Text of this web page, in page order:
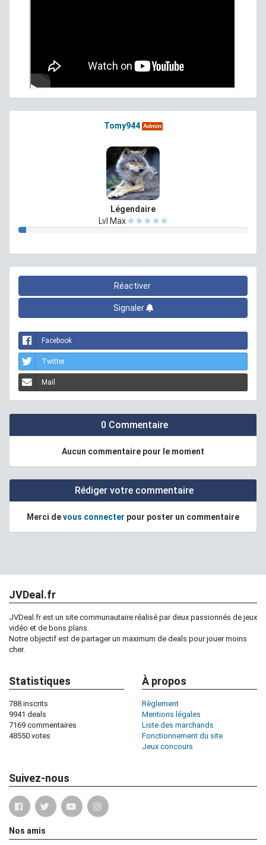
Tomy944 Admin
Légendaire
Lvl Max
Réactiver
Signaler
Facebook
Twitter
Mail
0 Commentaire
Aucun commentaire pour le moment
Rédiger votre commentaire
Merci devous connecter pour poster un commentaire
JVDeal.fr
JVDeal.fr est un site communautaire réalisé par deux passionnés de jeux
vidéo et de bons plans.
Notre objectif est de partager un maximum de deals pour jouer moins
cher.
Statistiques
788 inscrits
9941 deals
7169 commentaires
48550 votes
À propos
Règlement
Mentions légales
Liste des marchands
Fonctionnement du site
Jeux concours
Suivez-nous
Nos amis